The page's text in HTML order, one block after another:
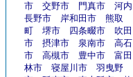
市
交野市 門真市
河内
長野市
岸和田市
熊取
町
堺市 四条畷市
吹田
市
摂津市 泉南市
高石
市
高槻市 豊中市
富田
林市
寝屋川市
羽曳野